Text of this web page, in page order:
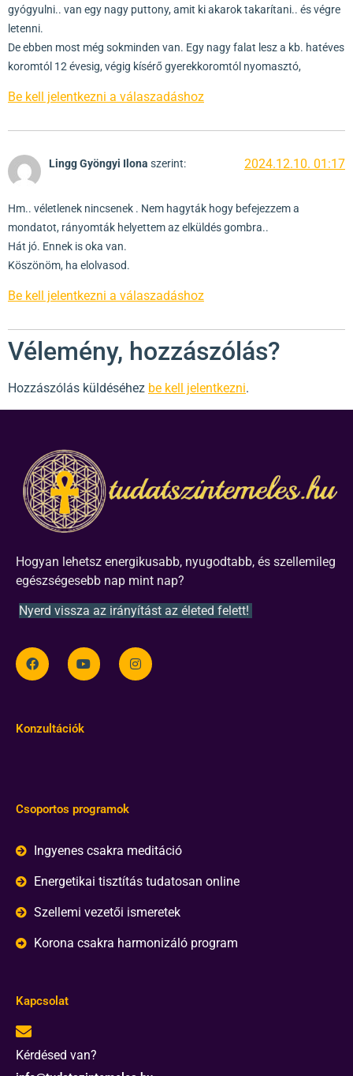
gyógyulni.. van egy nagy puttony, amit ki akarok takarítani.. és végre
letenni.
De ebben most még sokminden van. Egy nagy falat lesz a kb. hatéves
koromtól 12 évesig, végig kísérő gyerekkoromtól nyomasztó,
Be kell jelentkezni a válaszadáshoz
Lingg Gyöngyi Ilona szerint: 2024.12.10. 01:17
Hm.. véletlenek nincsenek . Nem hagyták hogy befejezzem a
mondatot, rányomták helyettem az elküldés gombra..
Hát jó. Ennek is oka van.
Köszönöm, ha elolvasod.
Be kell jelentkezni a válaszadáshoz
Vélemény, hozzászólás?
Hozzászólás küldéséhez be kell jelentkezni.
Hogyan lehetsz energikusabb, nyugodtabb, és szellemileg
egészségesebb nap mint nap?
Nyerd vissza az irányítást az életed felett!
Konzultációk
Csoportos programok
Ingyenes csakra meditáció
Energetikai tisztítás tudatosan online
Szellemi vezetői ismeretek
Korona csakra harmonizáló program
Kapcsolat
Kérdésed van?